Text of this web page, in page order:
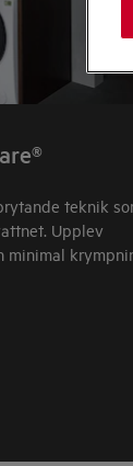
teknik
Upplev
minimal